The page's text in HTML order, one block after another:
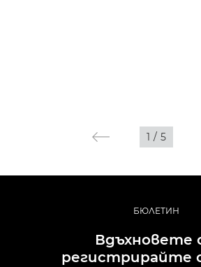
1 / 5
БЮЛЕТИН
Вдъхновете
регистрирайте